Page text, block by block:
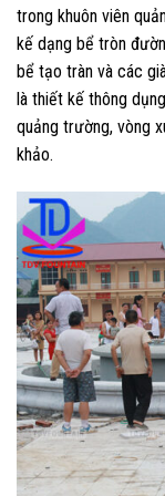
trong khuôn viên
kế dạng bể tròn
bể tạo tràn và các
là thiết kế thông
quảng trường, vòng
khảo.